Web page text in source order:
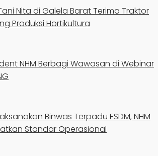
Nita di Galela Barat Terima Traktor
Produksi Hortikultura
NHM Berbagi Wawasan di Webinar
Binwas Terpadu ESDM, NHM
Standar Operasional